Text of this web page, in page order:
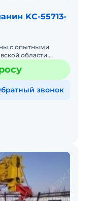
KC-55713-
с опытными
области.
краткосрочный
звонок